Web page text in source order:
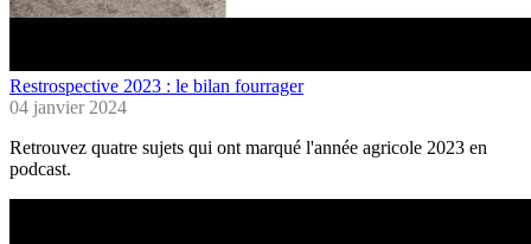
Restrospective 2023 : le bilan fourrager
04 janvier 2024
Retrouvez quatre sujets qui ont marqué l'année agricole 2023 en
podcast.